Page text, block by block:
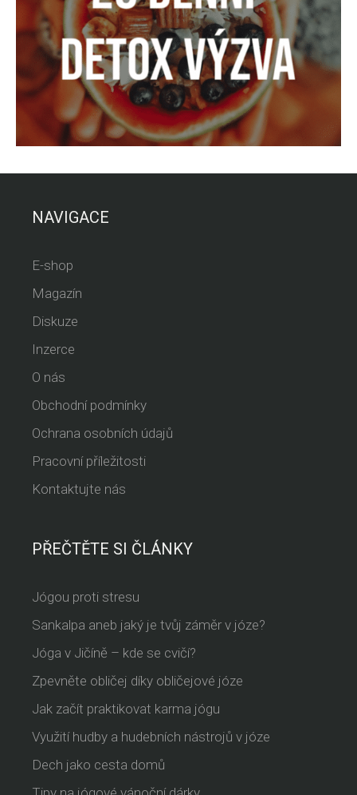
NAVIGACE
E-shop
Magazín
Diskuze
Inzerce
O nás
Obchodní podmínky
Ochrana osobních údajů
Pracovní příležitosti
Kontaktujte nás
PŘEČTĚTE SI ČLÁNKY
Jógou proti stresu
Sankalpa aneb jaký je tvůj záměr v józe?
Jóga v Jičíně – kde se cvičí?
Zpevněte obličej díky obličejové józe
Jak začít praktikovat karma jógu
Využití hudby a hudebních nástrojů v józe
Dech jako cesta domů